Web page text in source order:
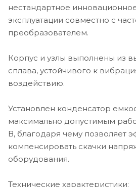
нестандартное
эксплуатации совместно с
преобразователем.
Корпус и узлы выполнены из
сплава, устойчивого к
воздействию.
Установлен конденсатор
максимально допустимым
В, благодаря чему позволяет
компенсировать скачки
оборудования.
Технические характеристики: